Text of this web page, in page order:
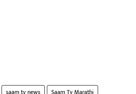
saam tv news
Saam Tv Marathi